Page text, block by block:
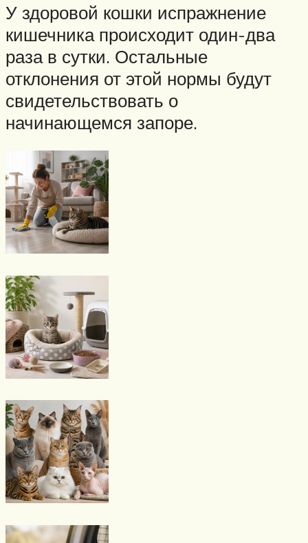
У здоровой кошки испражнение
кишечника происходит один-два
раза в сутки. Остальные
отклонения от этой нормы будут
свидетельствовать о
начинающемся запоре.